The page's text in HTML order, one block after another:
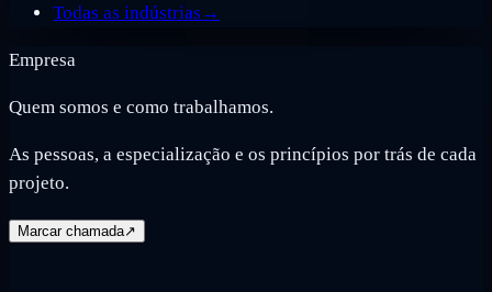
Todas as indústrias →
Empresa
Quem somos e como trabalhamos.
As pessoas, a especialização e os princípios por trás de cada
projeto.
Marcar chamada↗